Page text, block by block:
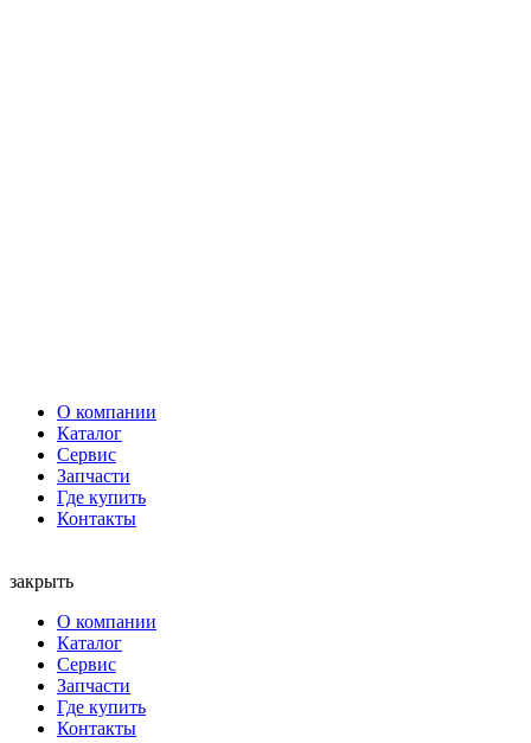
О компании
Каталог
Сервис
Запчасти
Где купить
Контакты
закрыть
О компании
Каталог
Сервис
Запчасти
Где купить
Контакты